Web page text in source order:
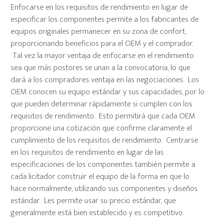
Enfocarse en los requisitos de rendimiento en lugar de
especificar los componentes permite a los fabricantes de
equipos originales permanecer en su zona de confort,
proporcionando beneficios para el OEM y el comprador.
Tal vez la mayor ventaja de enfocarse en el rendimiento
sea que más postores se unan a la convocatoria, lo que
dará a los compradores ventaja en las negociaciones. Los
OEM conocen su equipo estándar y sus capacidades, por lo
que pueden determinar rápidamente si cumplen con los
requisitos de rendimiento. Esto permitirá que cada OEM
proporcione una cotización que confirme claramente el
cumplimiento de los requisitos de rendimiento. Centrarse
en los requisitos de rendimiento en lugar de las
especificaciones de los componentes también permite a
cada licitador construir el equipo de la forma en que lo
hace normalmente, utilizando sus componentes y diseños
estándar. Les permite usar su precio estándar, que
generalmente está bien establecido y es competitivo.